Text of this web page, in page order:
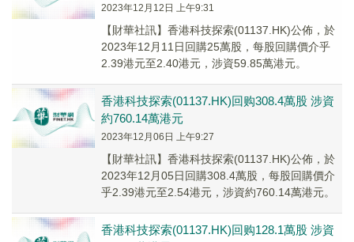
2023年12月12日 上午9:31
【財華社訊】香港科技探索(01137.HK)公佈，於
2023年12月11日回購25萬股，每股回購價介乎
2.39港元至2.40港元，涉資59.85萬港元。
香港科技探索(01137.HK)回购308.4萬股 涉資
約760.14萬港元
2023年12月06日 上午9:27
【財華社訊】香港科技探索(01137.HK)公佈，於
2023年12月05日回購308.4萬股，每股回購價介
乎2.39港元至2.54港元，涉資約760.14萬港元。
香港科技探索(01137.HK)回购128.1萬股 涉資